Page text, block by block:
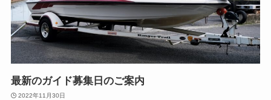
最新のガイド募集日のご案内
2022年11月30日